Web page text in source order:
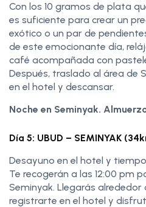
Con los 10 gramos de plata
es suficiente para crear un
exótico o un par de
de este emocionante día,
café acompañada con
Después, traslado al área de
en el hotel y descansar.
Noche en Seminyak.
Día 5: UBUD – SEMINYAK
Desayuno en el hotel y
Te recogerán a las 12:00 pm
Seminyak. Llegarás
registrarte en el hotel y